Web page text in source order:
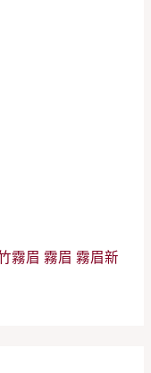
霧眉 霧眉 霧眉新